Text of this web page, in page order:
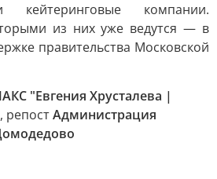
кейтеринговые компании.
из них уже ведутся — в
правительства Московской
"Евгения Хрусталева |
, репостАдминистрация